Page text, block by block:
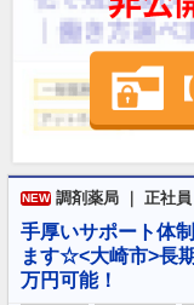
NEW 調剤薬局 ｜ 正社員
手厚いサポート体
ます☆<大崎市>長
万円可能！